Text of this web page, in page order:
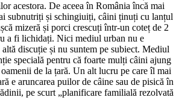
acestora. De aceea în România încă mai
subnutriți și schingiuiți, câini ținuți cu lanțul
mizeră și porci crescuți într-un coteț de 2
a fi lichidați. Nici mediul urban nu e
discuție și nu suntem pe subiect. Mediul
specială pentru că foarte mulți câini ajung
de la țară. Un alt lucru pe care îl mai
e aruncarea puilor de câine sau de pisică în
pe scurt „planificare familială rezolvată